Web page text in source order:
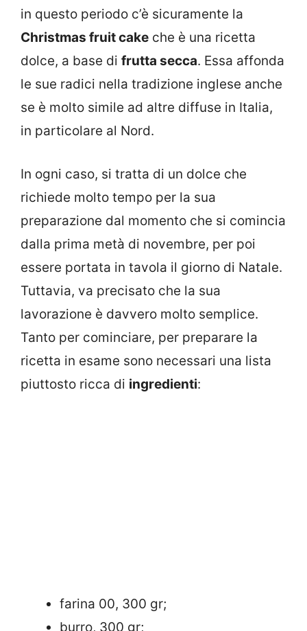
in questo periodo c’è sicuramente la
Christmas fruit cake che è una ricetta
dolce, a base di frutta secca. Essa affonda
le sue radici nella tradizione inglese anche
se è molto simile ad altre diffuse in Italia,
in particolare al Nord.
In ogni caso, si tratta di un dolce che
richiede molto tempo per la sua
preparazione dal momento che si comincia
dalla prima metà di novembre, per poi
essere portata in tavola il giorno di Natale.
Tuttavia, va precisato che la sua
lavorazione è davvero molto semplice.
Tanto per cominciare, per preparare la
ricetta in esame sono necessari una lista
piuttosto ricca di ingredienti:
farina 00, 300 gr;
burro, 300 gr;